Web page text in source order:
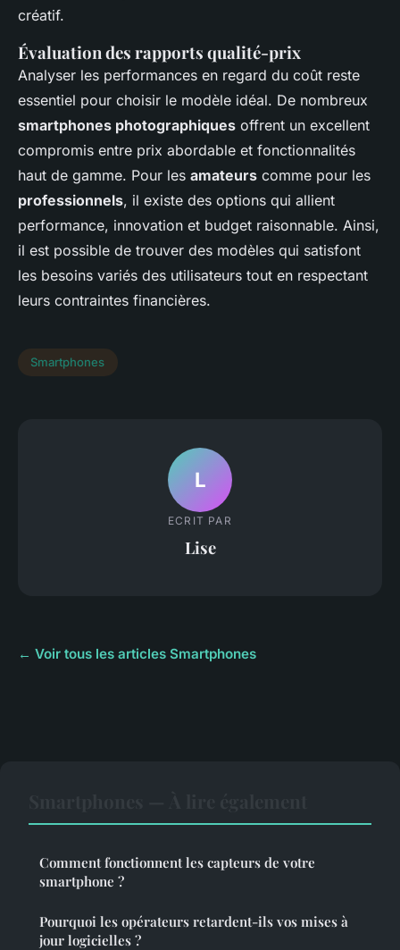
créatif.
Évaluation des rapports qualité-prix
Analyser les performances en regard du coût reste
essentiel pour choisir le modèle idéal. De nombreux
smartphones photographiques offrent un excellent
compromis entre prix abordable et fonctionnalités
haut de gamme. Pour les amateurs comme pour les
professionnels, il existe des options qui allient
performance, innovation et budget raisonnable. Ainsi,
il est possible de trouver des modèles qui satisfont
les besoins variés des utilisateurs tout en respectant
leurs contraintes financières.
Smartphones
L
ECRIT PAR
Lise
← Voir tous les articles Smartphones
Comment fonctionnent les capteurs de votre
smartphone ?
Pourquoi les opérateurs retardent-ils vos mises à
jour logicielles ?